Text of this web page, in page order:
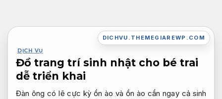
nội
DICHVU.THEMEGIAREWP.COM
DỊCH VỤ
Đồ trang trí sinh nhật cho bé trai
dễ triển khai
Đàn ông có lẽ cực kỳ ồn ào và ồn ào cần ngay cả sinh